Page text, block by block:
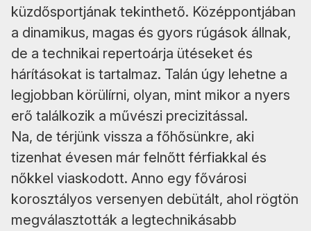
küzdősportjának tekinthető. Középpontjában
a dinamikus, magas és gyors rúgások állnak,
de a technikai repertoárja ütéseket és
hárításokat is tartalmaz. Talán úgy lehetne a
legjobban körülírni, olyan, mint mikor a nyers
erő találkozik a művészi precizitással.
Na, de térjünk vissza a főhősünkre, aki
tizenhat évesen már felnőtt férfiakkal és
nőkkel viaskodott. Anno egy fővárosi
korosztályos versenyen debütált, ahol rögtön
megválasztották a legtechnikásabb